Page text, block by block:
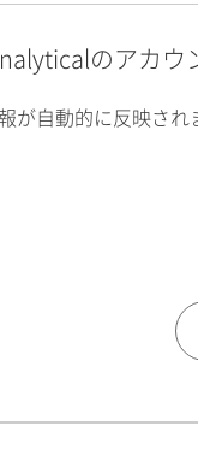
のアカウ
自動的に反映され